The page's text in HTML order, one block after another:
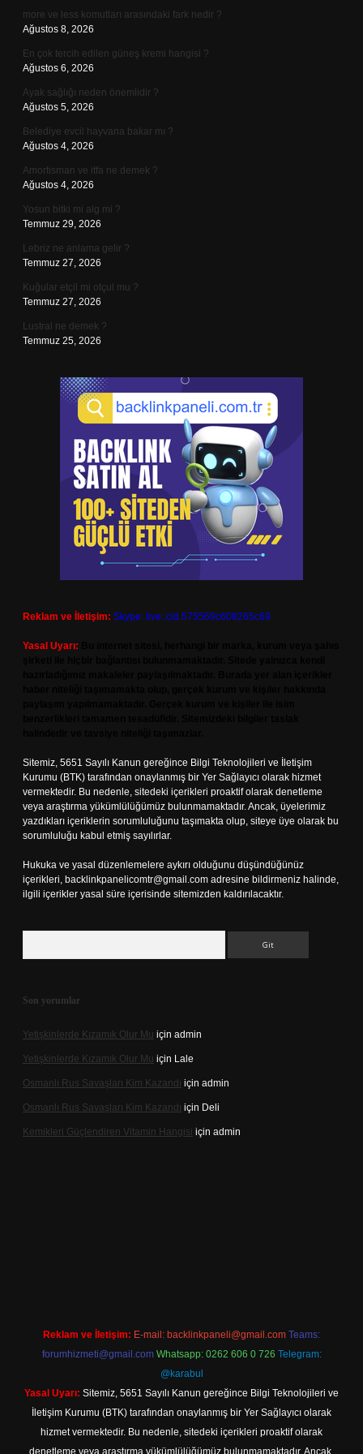
more ve less komutları arasındaki fark nedir ?
Ağustos 8, 2026
En çok tercih edilen güneş kremi hangisi ?
Ağustos 6, 2026
Ayak sağlığı neden önemlidir ?
Ağustos 5, 2026
Belediye evcil hayvana bakar mı ?
Ağustos 4, 2026
Amortisman ve itfa ne demek ?
Ağustos 4, 2026
Yosun bitki mi alg mi ?
Temmuz 29, 2026
Lebriz ne anlama gelir ?
Temmuz 27, 2026
Kuğular etçil mi otçul mu ?
Temmuz 27, 2026
Lustral ne demek ?
Temmuz 25, 2026
Reklam ve İletişim: Skype: live:.cid.575569c608265c69
Yasal Uyarı:
Sitemiz, 5651 Sayılı Kanun gereğince Bilgi Teknolojileri ve İletişim
Kurumu (BTK) tarafından onaylanmış bir Yer Sağlayıcı olarak hizmet
vermektedir. Bu nedenle, sitedeki içerikleri proaktif olarak denetleme
veya araştırma yükümlülüğümüz bulunmamaktadır. Ancak, üyelerimiz
yazdıkları içeriklerin sorumluluğunu taşımakta olup, siteye üye olarak bu
sorumluluğu kabul etmiş sayılırlar.
Hukuka ve yasal düzenlemelere aykırı olduğunu düşündüğünüz
içerikleri, backlinkpanelicomtr@gmail.com adresine bildirmeniz halinde,
ilgili içerikler yasal süre içerisinde sitemizden kaldırılacaktır.
Son yorumlar
Yetişkinlerde Kızamık Olur Mu için admin
Yetişkinlerde Kızamık Olur Mu için Lale
Osmanlı Rus Savaşları Kim Kazandı için admin
Osmanlı Rus Savaşları Kim Kazandı için Deli
Kemikleri Güçlendiren Vitamin Hangisi için admin
Reklam ve İletişim: E-mail: backlinkpaneli@gmail.com Teams:
forumhizmeti@gmail.com Whatsapp: 0262 606 0 726 Telegram:
@karabul
Yasal Uyarı: Sitemiz, 5651 Sayılı Kanun gereğince Bilgi Teknolojileri ve
İletişim Kurumu (BTK) tarafından onaylanmış bir Yer Sağlayıcı olarak
hizmet vermektedir. Bu nedenle, sitedeki içerikleri proaktif olarak
denetleme veya araştırma yükümlülüğümüz bulunmamaktadır. Ancak,